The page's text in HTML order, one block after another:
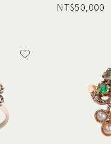
NT$50,000